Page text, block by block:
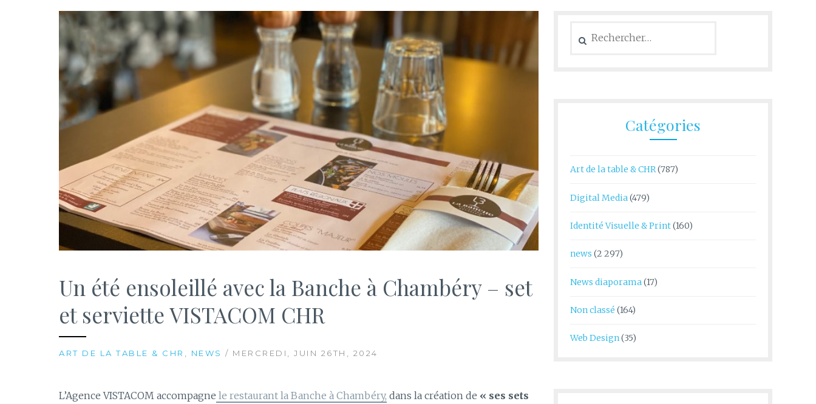
Un été ensoleillé avec la Banche à Chambéry – set
et serviette VISTACOM CHR
ART DE LA TABLE & CHR NEWS / MERCREDI, JUIN 26TH, 2024
L’Agence VISTACOM accompagne le restaurant la Banche à Chambéry, dans la création de « ses sets
Catégories
Art de la table & CHR(787)
Digital Media (479)
Identité Visuelle & Print(160)
news (2 297)
News diaporama(17)
Non classé (164)
Web Design(35)